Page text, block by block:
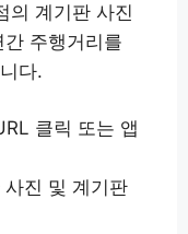
의 계기판 사진
주행거리를
다.
클릭 또는 앱
진 및 계기판